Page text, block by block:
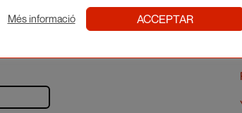
Més informació ACCEPTAR